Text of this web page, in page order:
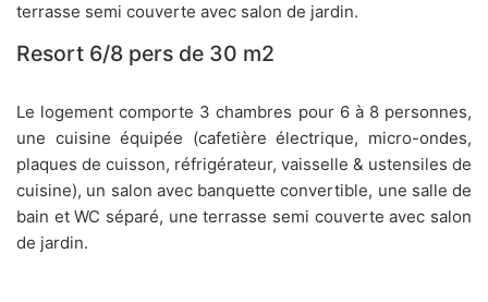
terrasse semi couverte avec salon de jardin.
Resort 6/8 pers de 30 m2
Le logement comporte 3 chambres pour 6 à 8 personnes,
une cuisine équipée (cafetière électrique, micro-ondes,
plaques de cuisson, réfrigérateur, vaisselle & ustensiles de
cuisine), un salon avec banquette convertible, une salle de
bain et WC séparé, une terrasse semi couverte avec salon
de jardin.